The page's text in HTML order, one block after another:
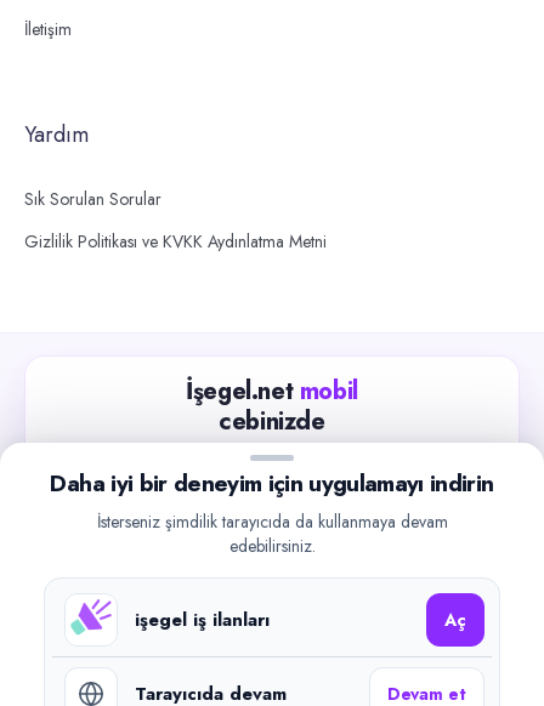
İletişim
Yardım
Sık Sorulan Sorular
Gizlilik Politikası ve KVKK Aydınlatma Metni
İşegel.net mobil
cebinizde
Güncel iş ilanlarını takip edin, işverenlerle hızlıca
iletişime geçin.
Google Play
©2026işegel.net. Tüm hakları saklıdır.
Daha iyi bir deneyim için uygulamayı indirin
İsterseniz şimdilik tarayıcıda da kullanmaya devam
edebilirsiniz.
işegel iş ilanları Aç
Tarayıcıda devam Devam et